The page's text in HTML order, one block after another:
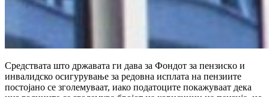
Средствата што државата ги дава за Фондот за пензискo и
инвалидско осигурување за редовна исплата на пензиите
постојано се зголемуваат, иако податоците покажуваат дека